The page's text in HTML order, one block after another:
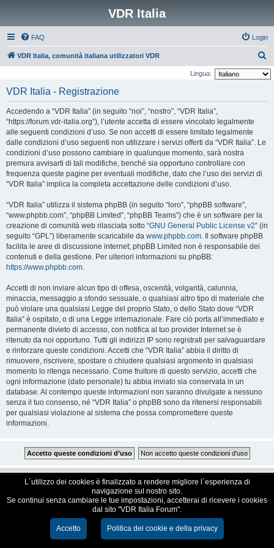
VDR Italia
FAQ Login
VDR Italia, comunità italiana utilizzatori VDR
e
Lingua:
VDR Italia - Registrazione
Accedendo a “VDR Italia” (in seguito “noi”, “nostro”, “VDR Italia”,
“https://forum.vdr-italia.org”), l’utente accetta di essere vincolato legalmente
alle seguenti condizioni d’uso. Se non accetti di essere limitato legalmente
dalle condizioni d’uso seguenti non utilizzare i servizi offerti da “VDR Italia”. Le
condizioni d’uso possono cambiare in qualunque momento, sarà nostra
premura avvisarti di tali modifiche, benché sia opportuno controllare con
frequenza queste pagine per eventuali modifiche, dato che l’uso dei servizi di
“VDR Italia” implica la completa accettazione delle condizioni d’uso.
“VDR Italia” utilizza il sistema phpBB (in seguito “loro”, “phpBB software”,
“www.phpbb.com”, “phpBB Limited”, “phpBB Teams”) che è un software per la
creazione di comunità web rilasciata sotto “GNU General Public License v2” (in
seguito “GPL”) liberamente scaricabile da www.phpbb.com. Il software phpBB
facilita le aree di discussione internet; phpBB Limited non è responsabile dei
contenuti e della gestione. Per ulteriori informazioni su phpBB:
https://www.phpbb.com.
Accetti di non inviare alcun tipo di offesa, oscenità, volgarità, calunnia,
minaccia, messaggio a sfondo sessuale, o qualsiasi altro tipo di materiale che
può violare una qualsiasi Legge del proprio Stato, o dello Stato dove “VDR
Italia” è ospitato, o di una Legge internazionale. Fare ciò porta all’immediato e
permanente divieto di accesso, con notifica al tuo provider Internet se è
ritenuto da noi opportuno. Tutti gli indirizzi IP sono registrati per salvaguardare
e rinforzare queste condizioni. Accetti che “VDR Italia” abbia il diritto di
rimuovere, riscrivere, spostare o chiudere qualsiasi argomento in qualsiasi
momento lo ritenga necessario. Come fruitore di questo servizio, accetti che
ogni informazione (dato personale) tu abbia inviato sia conservata in un
database. Al contempo queste informazioni non saranno divulgate a nessuno
senza il tuo consenso, né “VDR Italia” o phpBB sono da ritenersi responsabili
per qualsiasi violazione al sistema che possa compromettere queste
informazioni.
VDR Italia, comunità italiana utilizzatori VDR
Creato daphpBB® Forum Software © phpBB Limited
Traduzione ItalianaphpBB-Italia.it
L´utilizzo dei cookies è finalizzato a rendere migliore l´esperienza di
navigazione sul nostro sito.
Se continui senza cambiare le tue impostazioni, accetterai di ricevere i cookies
dal sito "VDR Italia Forum".
Accetto Politica dei cookie e della privacy